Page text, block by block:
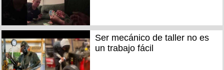
Ser mecánico de taller no es
un trabajo fácil